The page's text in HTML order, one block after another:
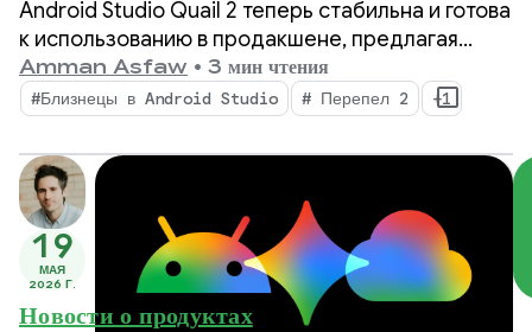
агента искусственного
интеллекта Android
Android Studio Quail 2 теперь стабильна и готова
к использованию в продакшене, предлагая
вашему IDE новые возможности благодаря
параллельным агентным рабочим процессам,
встроенному профилированию утечек памяти и
контекстно-зависимому устранению сбоев.
Amman Asfaw • 3 мин чтения
#Близнецы в Android Studio # Перепел 2 +1
19
МАЯ
2026 Г.
Новости о продуктах